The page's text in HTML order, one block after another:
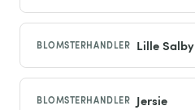
BLOMSTERHANDLER Lille Salby
BLOMSTERHANDLER Jersie